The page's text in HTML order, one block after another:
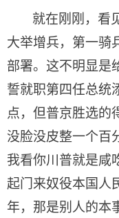
就在刚刚，看
大举增兵，第一骑
部署。这不明显是
誓就职第四任总统
点，但普京胜选的
没脸没皮整一个百
我看你川普就是咸
起门来奴役本国人
年，那是别人的本